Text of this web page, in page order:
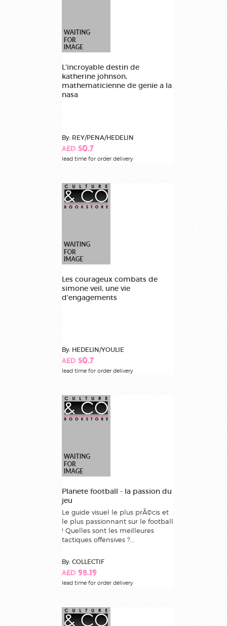
L'incroyable destin de
katherine johnson,
mathematicienne de genie a la
nasa
By: REY/PENA/HEDELIN
AED 50.7
lead time for order delivery
Les courageux combats de
simone veil, une vie
d'engagements
By: HEDELIN/YOULIE
AED 50.7
lead time for order delivery
Planete football - la passion du
jeu
Le guide visuel le plus prÃ©cis et
le plus passionnant sur le football
! Quelles sont les meilleures
tactiques offensives ?...
By: COLLECTIF
AED 98.19
lead time for order delivery